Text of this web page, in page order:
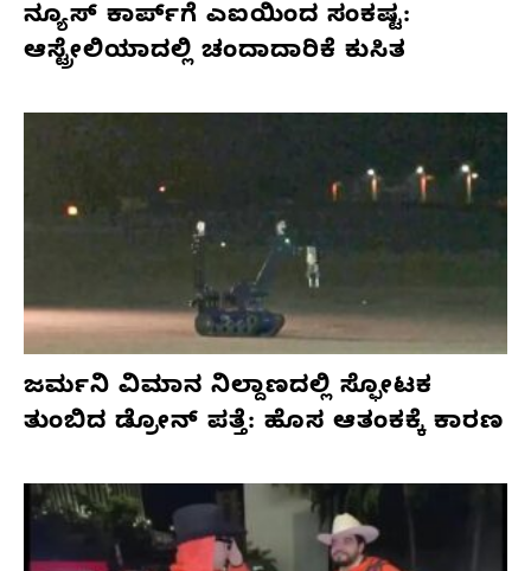
ನ್ಯೂಸ್ ಕಾರ್ಪ್‌ಗೆ ಎಐಯಿಂದ ಸಂಕಷ್ಟ:
ಆಸ್ಟ್ರೇಲಿಯಾದಲ್ಲಿ ಚಂದಾದಾರಿಕೆ ಕುಸಿತ
ಜರ್ಮನಿ ವಿಮಾನ ನಿಲ್ದಾಣದಲ್ಲಿ ಸ್ಫೋಟಕ
ತುಂಬಿದ ಡ್ರೋನ್ ಪತ್ತೆ: ಹೊಸ ಆತಂಕಕ್ಕೆ ಕಾರಣ